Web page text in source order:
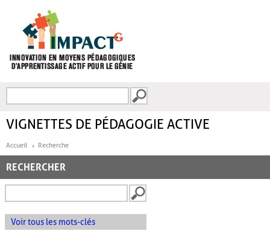
FORMULAIRE DE
VIGNETTES DE PÉDAGOGIE ACTIVE
Accueil Recherche
RECHERCHER
Voir tous les mots-clés